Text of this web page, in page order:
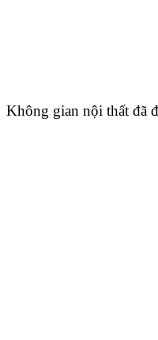
Không gian nội thất đã